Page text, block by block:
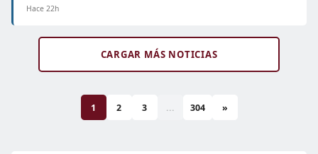
Hace 22h
CARGAR MÁS NOTICIAS
1 2 3 ... 304 »